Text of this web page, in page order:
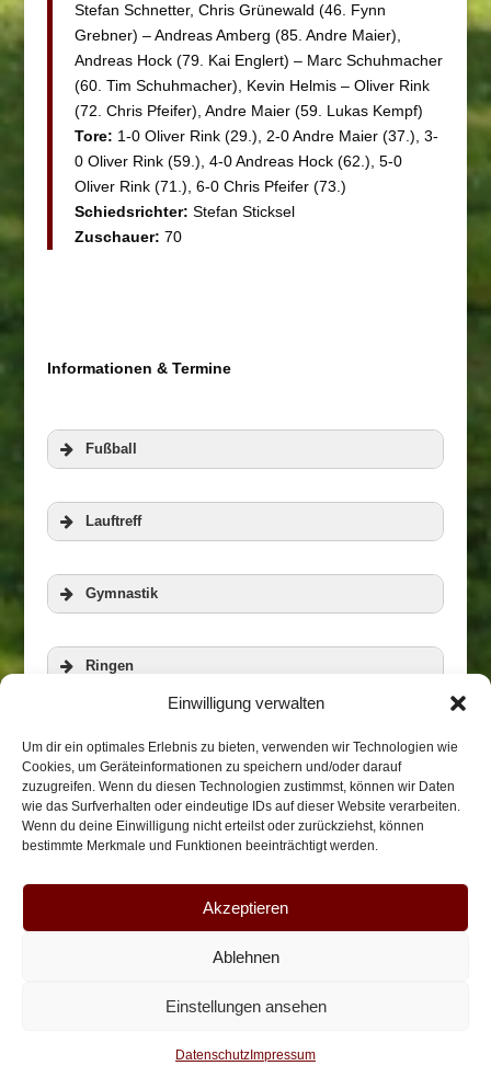
Einwilligung verwalten
Um dir ein optimales Erlebnis zu bieten, verwenden wir Technologien wie
Cookies, um Geräteinformationen zu speichern und/oder darauf
zuzugreifen. Wenn du diesen Technologien zustimmst, können wir Daten
wie das Surfverhalten oder eindeutige IDs auf dieser Website verarbeiten.
Wenn du deine Einwilligung nicht erteilst oder zurückziehst, können
bestimmte Merkmale und Funktionen beeinträchtigt werden.
Akzeptieren
Ablehnen
Einstellungen ansehen
Datenschutz Impressum
Stefan Schnetter, Chris Grünewald (46. Fynn
Grebner) – Andreas Amberg (85. Andre Maier),
Andreas Hock (79. Kai Englert) – Marc Schuhmacher
(60. Tim Schuhmacher), Kevin Helmis – Oliver Rink
(72. Chris Pfeifer), Andre Maier (59. Lukas Kempf)
Tore: 1-0 Oliver Rink (29.), 2-0 Andre Maier (37.), 3-
0 Oliver Rink (59.), 4-0 Andreas Hock (62.), 5-0
Oliver Rink (71.), 6-0 Chris Pfeifer (73.)
Schiedsrichter: Stefan Sticksel
Zuschauer: 70
Informationen & Termine
Fußball
Lauftreff
Veranstaltungen
Gymnastik
Ringen
Zur Homepage der RWG
Aerobic und Step
Weitere Informationen
Biketreff
Takama/Honkai-Karate
Weitere Informationen